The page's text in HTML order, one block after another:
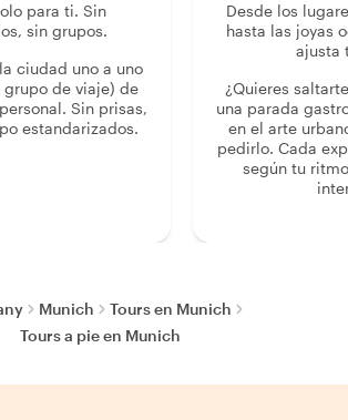
para ti. Sin
sin grupos.
ciudad uno a uno
de viaje) de
Sin prisas,
estandarizados.
Desde los
hasta las joyas
ajusta
¿Quieres
una parada
en el arte
pedirlo. Cada
según tu
Munich
Tours en Munich
Tours a pie en Munich